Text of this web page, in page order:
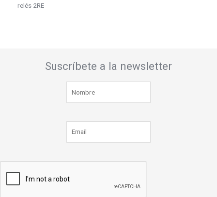
relés 2RE
Suscríbete a la newsletter